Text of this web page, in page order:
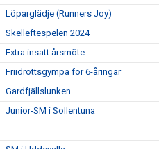
Löparglädje (Runners Joy)
Skelleftespelen 2024
Extra insatt årsmöte
Friidrottsgympa för 6-åringar
Gardfjällslunken
Junior-SM i Sollentuna